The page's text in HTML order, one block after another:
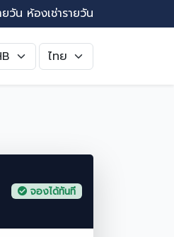
วัน ห้องเช่ารายวัน
จองได้ทันที